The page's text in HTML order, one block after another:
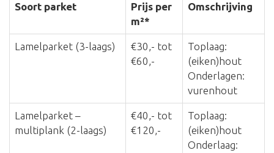
Soort parket
Prijs per
m²*
Omschrijving
Lamelparket (3-laags)
€30,- tot
€60,-
Toplaag:
(eiken)hout
Onderlagen:
vurenhout
Lamelparket –
multiplank (2-laags)
€40,- tot
€120,-
Toplaag:
(eiken)hout
Onderlaag: